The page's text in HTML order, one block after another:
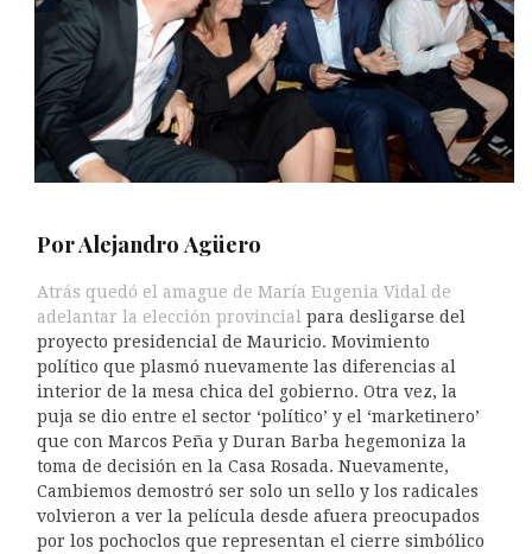
Por Alejandro Agüero
Atrás quedó el amague de María Eugenia Vidal de
adelantar la elección provincial para desligarse del
proyecto presidencial de Mauricio. Movimiento
político que plasmó nuevamente las diferencias al
interior de la mesa chica del gobierno. Otra vez, la
puja se dio entre el sector ‘político’ y el ‘marketinero’
que con Marcos Peña y Duran Barba hegemoniza la
toma de decisión en la Casa Rosada. Nuevamente,
Cambiemos demostró ser solo un sello y los radicales
volvieron a ver la película desde afuera preocupados
por los pochoclos que representan el cierre simbólico